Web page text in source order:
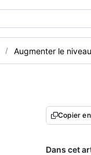
Augmenter le
Copier
Dans cet